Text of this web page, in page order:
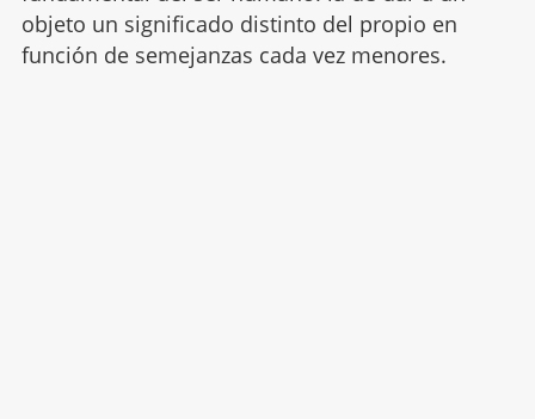
objeto un significado distinto del propio en
función de semejanzas cada vez menores.